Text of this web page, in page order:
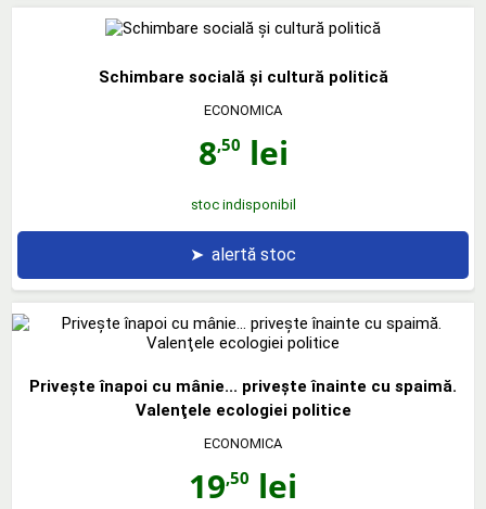
Schimbare socială şi cultură politică
ECONOMICA
8,50 lei
stoc indisponibil
➤ alertă stoc
Priveşte înapoi cu mânie... priveşte înainte cu spaimă.
Valenţele ecologiei politice
ECONOMICA
19,50 lei